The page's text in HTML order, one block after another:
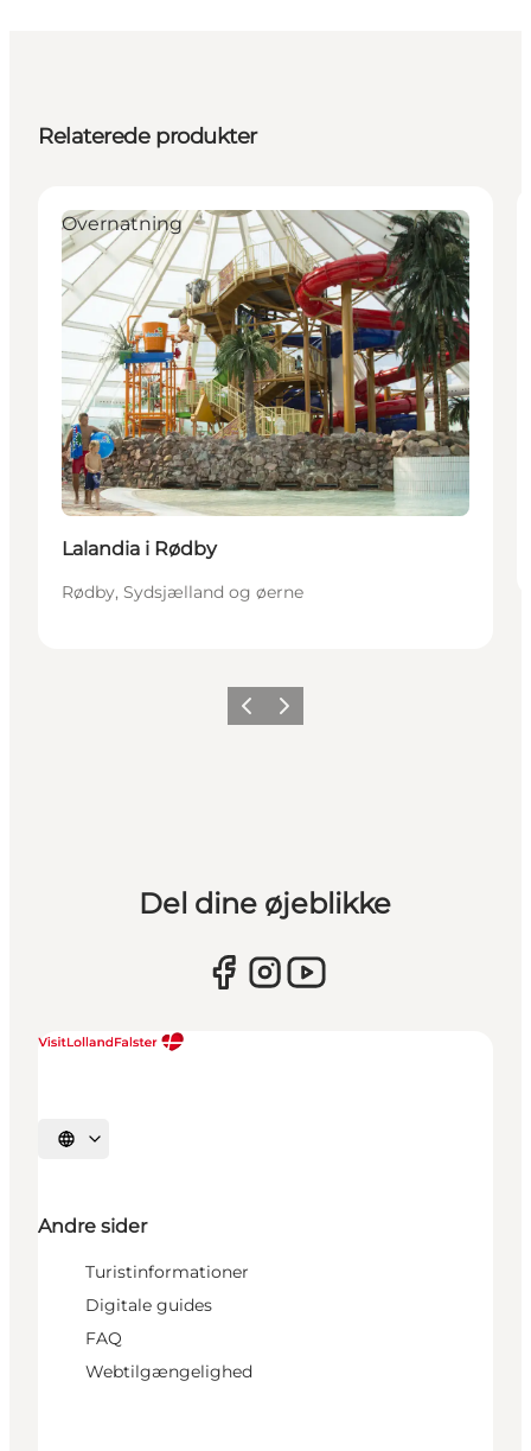
Relaterede produkter
Overnatning
Lalandia i Rødby
Rødby, Sydsjælland og øerne
ForrigeNæste
Del dine øjeblikke
Vælg sprog
Andre sider
Turistinformationer
Digitale guides
FAQ
Webtilgængelighed